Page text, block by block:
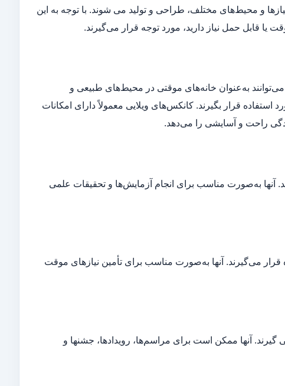
و محیط‌های مختلف، طراحی و تولید می‌ شوند. با توجه به این
قابل حمل نیاز دارید، مورد توجه قرار می‌گیرند.
به‌عنوان خانه‌های موقتی در محیط‌های طبیعی و
استفاده قرار بگیرند. کانکس‌های ویلایی معمولاً دارای امکانات
راحت و آسایشی را می‌دهد.
آنها به‌صورت مناسب برای انجام آزمایش‌ها و تحقیقات علمی
می‌گیرند. آنها به‌صورت مناسب برای تأمین نیازهای موقت
آنها ممکن است برای مراسم‌ها، رویدادها، جشنها و